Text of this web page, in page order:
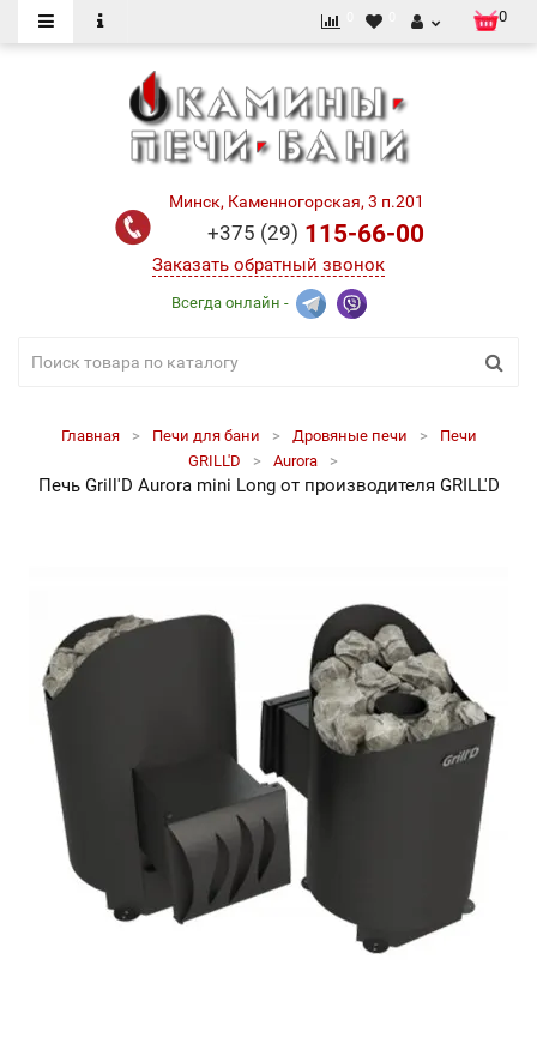
0
Минск, Каменногорская, 3 п.201
+375 (29) 115-66-00
Заказать обратный звонок
Всегда онлайн -
Главная Печи для бани Дровяные печи
Печи
GRILL'D
Aurora
Печь Grill'D Aurora mini Long от производителя GRILL'D